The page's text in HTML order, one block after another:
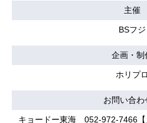
主催
BSフジ
企画・制
ホリプロ
お問い合わ
キョードー東海 052-972-7466